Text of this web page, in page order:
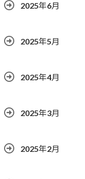
2025年6月
2025年5月
2025年4月
2025年3月
2025年2月